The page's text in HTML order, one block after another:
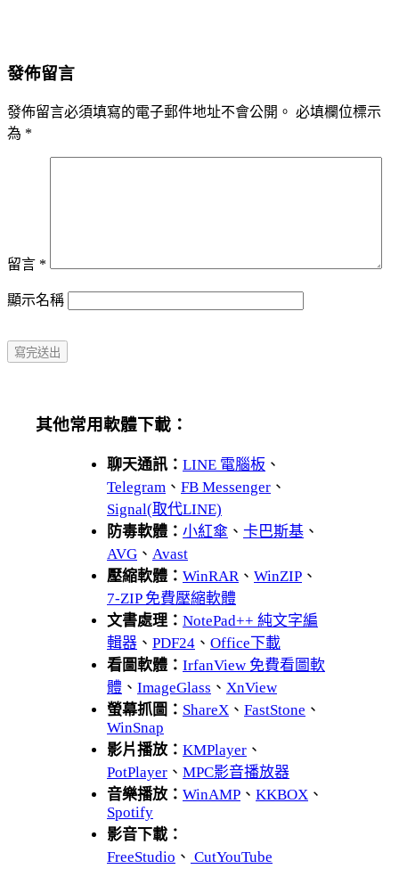
發佈留言
發佈留言必須填寫的電子郵件地址不會公開。 必填欄位標示
為 *
留言 *
顯示名稱
其他常用軟體下載：
聊天通訊： LINE 電腦板 、
Telegram 、 FB Messenger 、
Signal(取代LINE)
防毒軟體： 小紅傘 、 卡巴斯基 、
AVG 、 Avast
壓縮軟體： WinRAR、 WinZIP 、
7-ZIP 免費壓縮軟體
文書處理： NotePad++ 純文字編
輯器 、 PDF24 、 Office下載
看圖軟體： IrfanView 免費看圖軟
體 、 ImageGlass 、 XnView
螢幕抓圖： ShareX 、 FastStone 、
WinSnap
影片播放： KMPlayer 、
PotPlayer 、 MPC影音播放器
音樂播放： WinAMP 、 KKBOX 、
Spotify
影音下載：
FreeStudio 、 CutYouTube